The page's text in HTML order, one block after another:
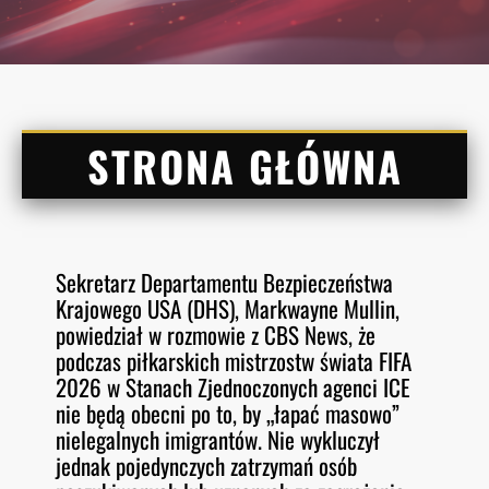
STRONA GŁÓWNA
Sekretarz Departamentu Bezpieczeństwa
Krajowego USA (DHS), Markwayne Mullin,
powiedział w rozmowie z CBS News, że
podczas piłkarskich mistrzostw świata FIFA
2026 w Stanach Zjednoczonych agenci ICE
nie będą obecni po to, by „łapać masowo”
nielegalnych imigrantów. Nie wykluczył
jednak pojedynczych zatrzymań osób